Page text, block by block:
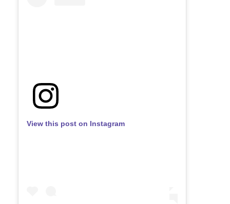
View this post on Instagram